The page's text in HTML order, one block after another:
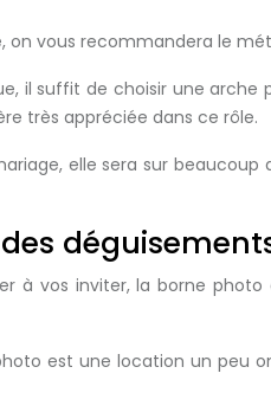
vous recommandera le
il suffit de choisir une arche
très appréciée dans ce rôle.
elle sera sur
à vos inviter, la borne
est une location un peu